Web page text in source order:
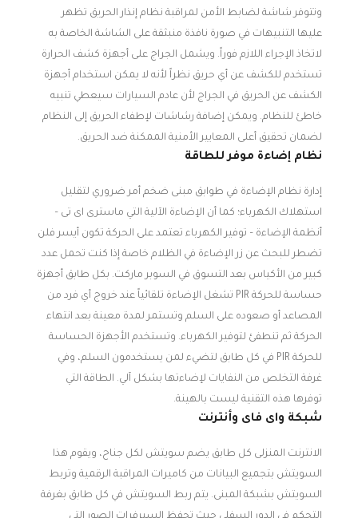
وتتوفر شاشة لضابط الأمن لمراقبة نظام إنذار الحريق تظهر
عليها التنبيهات في صورة نافذة منبثقة على الشاشة الخاصة به
لاتخاذ الإجراء اللازم فوراً. ويشمل الجراج على أجهزة كشف الحرارة
تستخدم للكشف عن أي حريق نظراً لأنه لا يمكن استخدام أجهزة
الكشف عن الحريق في الجراج لأن عادم السيارات سيعطي تنبيه
خاطئ للنظام. ويمكن إضافة رشاشات لإطفاء الحريق إلى النظام
لضمان تحقيق أعلى المعايير الأمنية الممكنة ضد الحريق.
نظام إضاءة موفر للطاقة
إدارة نظام الإضاءة في طوابق مبنى ضخم أمر ضروري لتقليل
استهلاك الكهرباء؛ كما أن الإضاءة الآلية التي ماسترى اى تى –
أنظمة الإضاءة – توفير الكهرباء تعتمد على الحركة تكون أيسر فلن
تضطر للبحث عن زر الإضاءة في الظلام خاصة إذا كنت تحمل عدد
كبير من الأكياس بعد التسوق في السوبر ماركت. بكل طابق أجهزة
حساسة للحركة PIR تشغل الإضاءة تلقائياً عند خروج أي فرد من
المصاعد أو صعوده على السلم وتستمر لمدة معينة بعد انتهاء
الحركة ثم تنطفئ لتوفير الكهرباء. وتستخدم الأجهزة الحساسة
للحركة PIR في كل طابق لتضيء لمن يستخدمون السلم، وفي
غرفة التخلص من النفايات لإضاءتها بشكل آلي. الطاقة التي
توفرها هذه التقنية ليست بالهينة.
شبكة واى فاى وأنترنت
الانترنت المنزلى كل طابق يضم سويتش لكل جناح، ويقوم هذا
السويتش بتجميع البيانات من كاميرات المراقبة الرقمية وتربط
السويتش بشبكة المبنى. يتم ربط السويتش في كل طابق بغرفة